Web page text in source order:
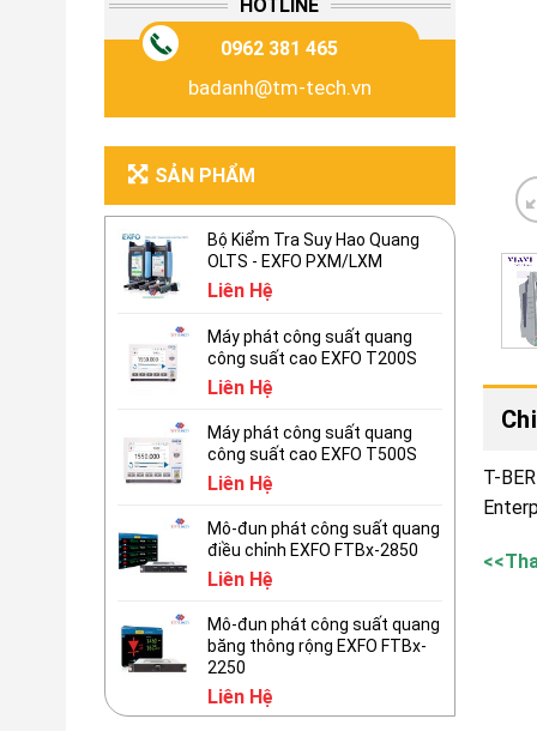
T-
HOTLINE
0962 381 465
badanh@tm-tech.vn
SẢN PHẨM
Bộ Kiểm Tra Suy Hao Quang
OLTS - EXFO PXM/LXM
Liên Hệ
Máy phát công suất quang
công suất cao EXFO T200S
Liên Hệ
Máy phát công suất quang
công suất cao EXFO T500S
Liên Hệ
Mô-đun phát công suất quang
điều chỉnh EXFO FTBx-2850
Liên Hệ
Mô-đun phát công suất quang
băng thông rộng EXFO FTBx-
2250
Liên Hệ